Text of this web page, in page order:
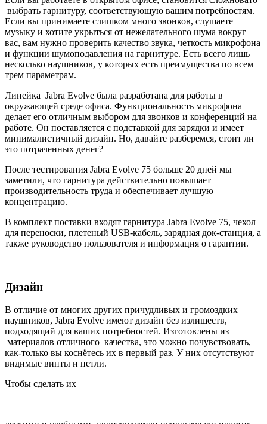
выбрать гарнитуру, соответствующую вашим потребностям.
Если вы принимаете слишком много звонков, слушаете
музыку и хотите укрыться от нежелательного шума вокруг
вас, вам нужно проверить качество звука, четкость микрофона
и функции шумоподавления на гарнитуре. Есть всего лишь
несколько наушников, у которых есть преимущества по всем
трем параметрам.
Линейка Jabra Evolve была разработана для работы в
окружающей среде офиса. Функциональность микрофона
делает его отличным выбором для звонков и конференций на
работе. Он поставляется с подставкой для зарядки и имеет
минималистичный дизайн. Но, давайте разберемся, стоит ли
это потраченных денег?
После тестирования Jabra Evolve 75 больше 20 дней мы
заметили, что гарнитура действительно повышает
производительность труда и обеспечивает лучшую
концентрацию.
В комплект поставки входят гарнитура Jabra Evolve 75, чехол
для переноски, плетеный USB-кабель, зарядная док-станция, а
также руководство пользователя и информация о гарантии.
Дизайн
В отличие от многих других причудливых и громоздких
наушников, Jabra Evolve имеют дизайн без излишеств,
подходящий для ваших потребностей. Изготовлены из
материалов отличного качества, это можно почувствовать,
как-только вы коснётесь их в первый раз. У них отсутствуют
видимые винты и петли.
Чтобы сделать их